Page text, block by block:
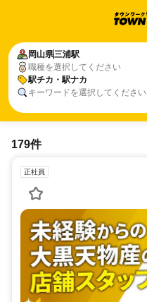
岡山県三浦駅
職種を選択してください
駅チカ・駅ナカ
キーワードを選択してください
179件
正社員